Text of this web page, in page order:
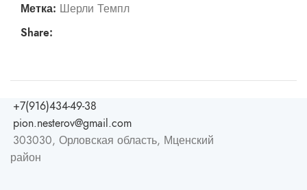
Метка: Шерли Темпл
Share:
+7(916)434-49-38
pion.nesterov@gmail.com
303030, Орловская область, Мценский
район